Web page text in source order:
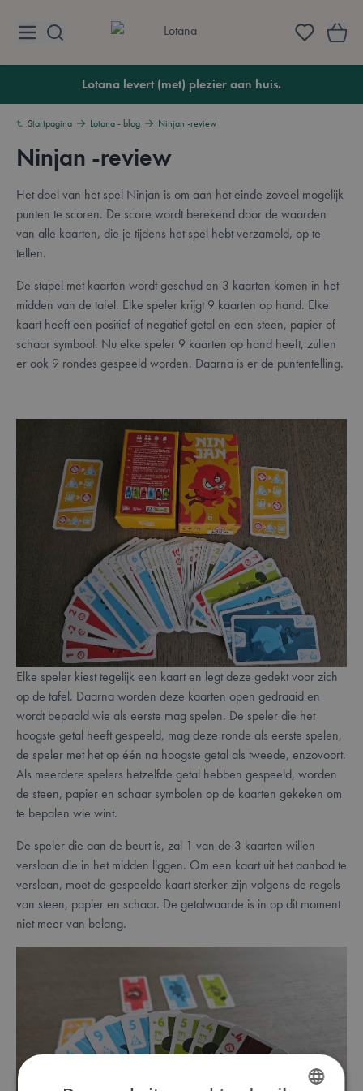
Lotana
Lotana levert (met) plezier aan huis.
Startpagina Lotana - blog Ninjan -review
Ninjan -review
Het doel van het spel Ninjan is om aan het einde zoveel mogelijk
punten te scoren. De score wordt berekend door de waarden
van alle kaarten, die je tijdens het spel hebt verzameld, op te
tellen.
De stapel met kaarten wordt geschud en 3 kaarten komen in het
midden van de tafel. Elke speler krijgt 9 kaarten op hand. Elke
kaart heeft een positief of negatief getal en een steen, papier of
schaar symbool. Nu elke speler 9 kaarten op hand heeft, zullen
er ook 9 rondes gespeeld worden. Daarna is er de puntentelling.
Elke speler kiest tegelijk een kaart en legt deze gedekt voor zich
op de tafel. Daarna worden deze kaarten open gedraaid en
wordt bepaald wie als eerste mag spelen. De speler die het
hoogste getal heeft gespeeld, mag deze ronde als eerste spelen,
de speler met het op één na hoogste getal als tweede, enzovoort.
Als meerdere spelers hetzelfde getal hebben gespeeld, worden
de steen, papier en schaar symbolen op de kaarten gekeken om
te bepalen wie wint.
De speler die aan de beurt is, zal 1 van de 3 kaarten willen
verslaan die in het midden liggen. Om een kaart uit het aanbod te
verslaan, moet de gespeelde kaart sterker zijn volgens de regels
van steen, papier en schaar. De getalwaarde is in op dit moment
niet meer van belang.